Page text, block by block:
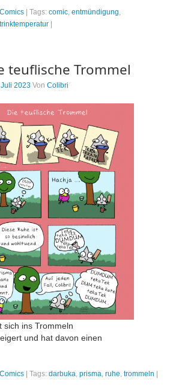
Comics Tags: comic, entmündigung,
trinktemperatur
teuflische Trommel
Juli 2023 Von Colibri
sich ins Trommeln
und hat davon einen
Comics Tags: darbuka, prisma, ruhe, trommeln